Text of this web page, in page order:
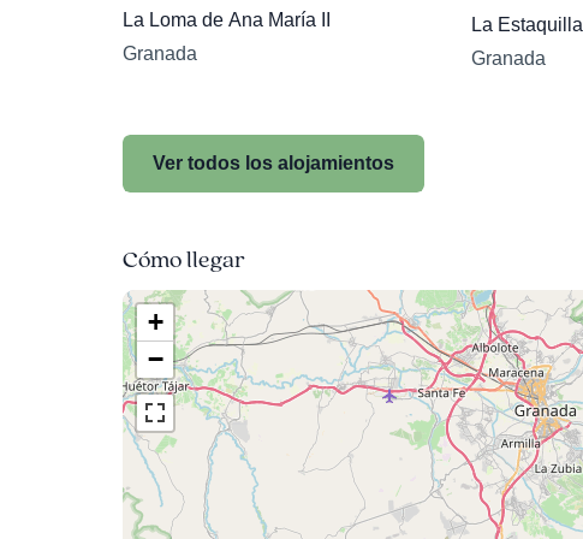
La Loma de Ana María II
Granada
La Estaquilla
Granada
Ver todos los alojamientos
Cómo llegar
+
−